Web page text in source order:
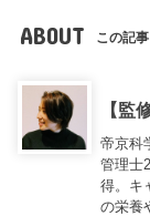
ABOUT この記
【監
帝京科
管理士
得。キ
の栄養